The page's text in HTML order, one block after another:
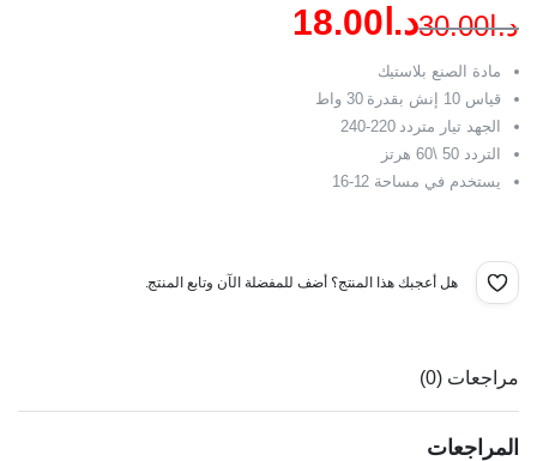
د.ا30.00
السعر
الأصلي
هو:
د.ا30.00.
د.ا 18.00
السعر
الحالي
هو:
د.ا18.00.
مادة الصنع بلاستيك
قياس 10 إنش بقدرة 30 واط
الجهد تيار متردد 220-240
التردد 50 \60 هرتز
يستخدم في مساحة 12-16
هل أعجبك هذا المنتج؟ أضف للمفضلة الآن وتابع المنتج.
مراجعات (0)
المراجعات